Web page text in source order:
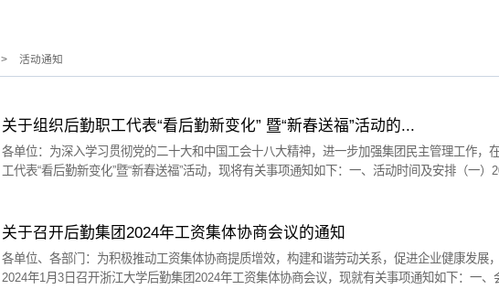
> 活动通知
关于组织后勤职工代表“看后勤新变化” 暨“新春送福”活动的...
各单位：为深入学习贯彻党的二十大和中国工会十八大精神，进一步加强集团民主管理工作，
工代表“看后勤新变化”暨“新春送福”活动，现将有关事项通知如下：一、活动时间及安排（一）
关于召开后勤集团2024年工资集体协商会议的通知
各单位、各部门：为积极推动工资集体协商提质增效，构建和谐劳动关系，促进企业健康发展
2024年1月3日召开浙江大学后勤集团2024年工资集体协商会议，现就有关事项通知如下：一